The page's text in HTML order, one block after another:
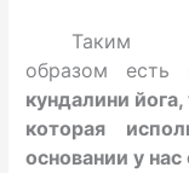
Таким
образом есть
кундалини йога,
которая
основании у нас